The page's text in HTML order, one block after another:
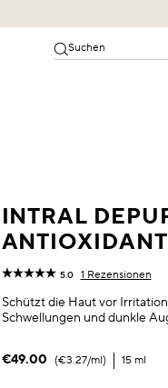
Suchen
INTRAL
5.0 1 Rezensionen
Schützt die Haut vor
Schwellungen und dunkle
€49.00 €3.27/ml 15 ml